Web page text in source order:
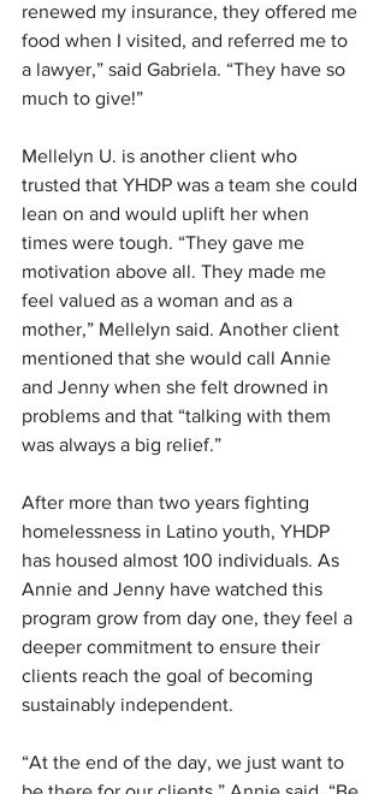
renewed my insurance, they offered me
food when I visited, and referred me to
a lawyer,” said Gabriela. “They have so
much to give!”
Mellelyn U. is another client who
trusted that YHDP was a team she could
lean on and would uplift her when
times were tough. “They gave me
motivation above all. They made me
feel valued as a woman and as a
mother,” Mellelyn said. Another client
mentioned that she would call Annie
and Jenny when she felt drowned in
problems and that “talking with them
was always a big relief.”
After more than two years fighting
homelessness in Latino youth, YHDP
has housed almost 100 individuals. As
Annie and Jenny have watched this
program grow from day one, they feel a
deeper commitment to ensure their
clients reach the goal of becoming
sustainably independent.
“At the end of the day, we just want to